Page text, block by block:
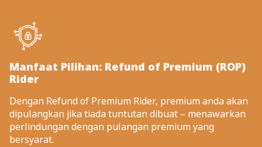
Manfaat Pilihan: Refund of Premium (ROP)
Rider
Dengan Refund of Premium Rider, premium anda akan
dipulangkan jika tiada tuntutan dibuat – menawarkan
perlindungan dengan pulangan premium yang
bersyarat.